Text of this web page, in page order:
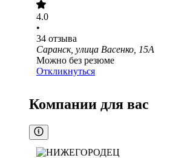
4.0
•
34 отзыва
Саранск, улица Васенко, 15А
Можно без резюме
Откликнуться
Компании для вас